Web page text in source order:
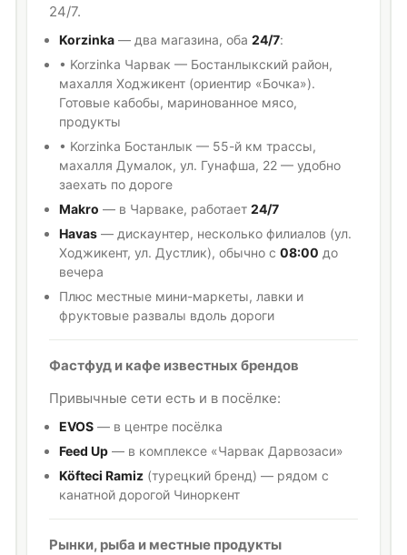
24/7.
Korzinka — два магазина, оба24/7:
• Korzinka Чарвак — Бостанлыкский район,
махалля Ходжикент (ориентир «Бочка»).
Готовые кабобы, маринованное мясо,
продукты
• Korzinka Бостанлык — 55-й км трассы,
махалля Думалок, ул. Гунафша, 22 — удобно
заехать по дороге
Makro — в Чарваке, работает24/7
Havas — дискаунтер, несколько филиалов (ул.
Ходжикент, ул. Дустлик), обычно с08:00 до
вечера
Плюс местные мини-маркеты, лавки и
фруктовые развалы вдоль дороги
Фастфуд и кафе известных брендов
Привычные сети есть и в посёлке:
EVOS — в центре посёлка
Feed Up — в комплексе «Чарвак Дарвозаси»
Köfteci Ramiz (турецкий бренд) — рядом с
канатной дорогой Чиноркент
Рынки, рыба и местные продукты